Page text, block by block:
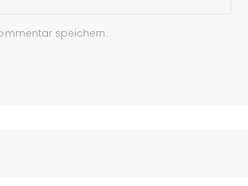
speichern.